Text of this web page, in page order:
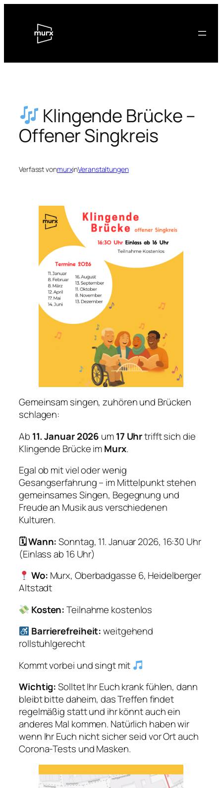
springen
Klingende Brücke –
Offener Singkreis
Verfasst vonmurxinVeranstaltungen
Gemeinsam singen, zuhören und Brücken
schlagen:
Ab 11. Januar 2026 um17 Uhrtrifft sich die
Klingende Brücke imMurx.
Egal ob mit viel oder wenig
Gesangserfahrung – im Mittelpunkt stehen
gemeinsames Singen, Begegnung und
Freude an Musik aus verschiedenen
Kulturen.
🗓 Wann:Sonntag, 11. Januar 2026, 16:30 Uhr
(Einlass ab 16 Uhr)
Wo: Murx, Oberbadgasse 6, Heidelberger
Altstadt
Kosten:Teilnahme kostenlos
Barrierefreiheit:weitgehend
rollstuhlgerecht
Kommt vorbei und singt mit
Wichtig:Solltet Ihr Euch krank fühlen, dann
bleibt bitte daheim, das Treffen findet
regelmäßig statt und ihr könnt auch ein
anderes Mal kommen. Natürlich haben wir
wenn Ihr Euch nicht sicher seid vor Ort auch
Corona-Tests und Masken.